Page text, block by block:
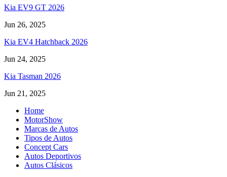
Kia EV9 GT 2026
Jun 26, 2025
Kia EV4 Hatchback 2026
Jun 24, 2025
Kia Tasman 2026
Jun 21, 2025
Home
MotorShow
Marcas de Autos
Tipos de Autos
Concept Cars
Autos Deportivos
Autos Clásicos